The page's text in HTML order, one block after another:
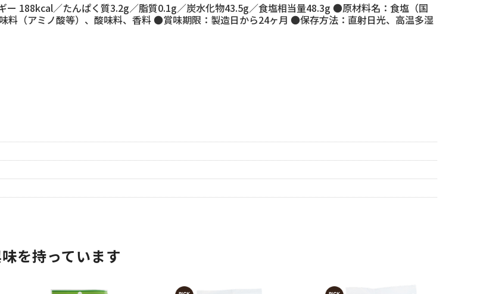
188kcal／たんぱく質3.2g／脂質0.1g／炭水化物43.5g／食塩相当量48.3g ●原材料名：食塩（国
料（アミノ酸等）、酸味料、香料 ●賞味期限：製造日から24ヶ月 ●保存方法：直射日光、高温多湿
を持っています